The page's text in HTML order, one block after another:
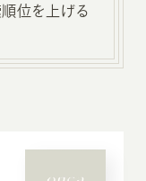
位を上げる